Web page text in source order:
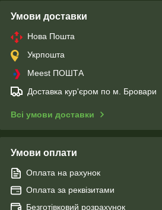
Умови доставки
Нова Пошта
Укрпошта
Meest ПОШТА
Доставка кур'єром по м. Бровари
Всі умови доставки
Умови оплати
Оплата на рахунок
Оплата за реквізитами
Безготівковий розрахунок